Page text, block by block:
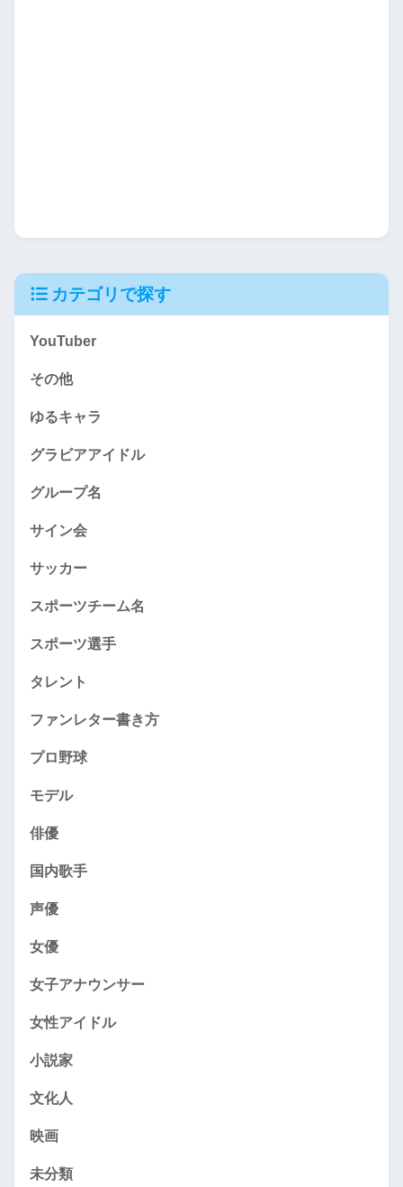
カテゴリで探す
YouTuber
その他
ゆるキャラ
グラビアアイドル
グループ名
サイン会
サッカー
スポーツチーム名
スポーツ選手
タレント
ファンレター書き方
プロ野球
モデル
俳優
国内歌手
声優
女優
女子アナウンサー
女性アイドル
小説家
文化人
映画
未分類